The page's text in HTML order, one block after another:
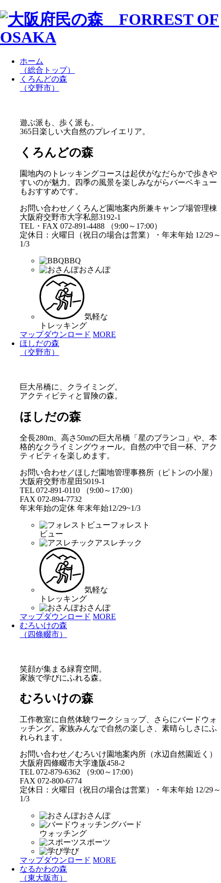
ホーム
（総合トップ）
くろんどの森
（交野市）
遊ぶ派も、歩く派も。
365日楽しい大自然のプレイエリア。
くろんどの森
園地内のトレッキングコースは起伏がなだらかで歩きや
すいのが魅力。四季の風景を楽しみながらバーベキュー
もおすすめです。
お問い合わせ／くろんど園地案内所兼キャンプ場管理棟
大阪府交野市大字私部3192-1
TEL・FAX 072-891-4488 （9:00～17:00）
定休日：火曜日（祝日の場合は営業）・年末年始 12/29～
1/3
BBQ
おさんぽ
気軽な
トレッキング
マップダウンロード MORE
ほしだの森
（交野市）
巨大吊橋に、クライミング。
アクティビティと冒険の森。
ほしだの森
全長280m、高さ50mの巨大吊橋「星のブランコ」や、本
格的なクライミングウォール。自然の中で目一杯、アク
ティビティを楽しめます。
お問い合わせ／ほしだ園地管理事務所（ピトンの小屋）
大阪府交野市星田5019-1
TEL 072-891-0110 （9:00～17:00）
FAX 072-894-7732
年末年始の定休 年末年始12/29~1/3
フォレスト
ビュー
アスレチック
気軽な
トレッキング
おさんぽ
マップダウンロード MORE
むろいけの森
（四條畷市）
笑顔が集まる緑育空間。
家族で学びにふれる森。
むろいけの森
工作教室に自然体験ワークショップ、さらにバードウォ
ッチング。家族みんなで自然の楽しさ、素晴らしさにふ
れられます。
お問い合わせ／むろいけ園地案内所（水辺自然園近く）
大阪府四條畷市大字逢阪458-2
TEL 072-879-6362 （9:00～17:00）
FAX 072-800-6774
定休日：火曜日（祝日の場合は営業）・年末年始 12/29～
1/3
おさんぽ
バード
ウォッチング
スポーツ
学び
マップダウンロード MORE
なるかわの森
（東大阪市）